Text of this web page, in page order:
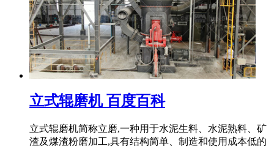
立式辊磨机 百度百科
立式辊磨机简称立磨,一种用于水泥生料、水泥熟料、矿
渣及煤渣粉磨加工,具有结构简单、制造和使用成本低的